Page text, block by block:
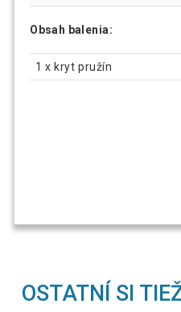
Obsah balenia:
1 x kryt pružín
OSTATNÍ SI